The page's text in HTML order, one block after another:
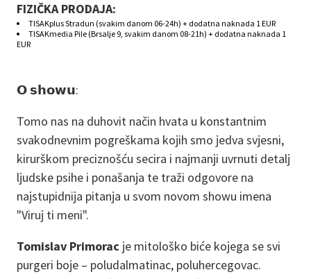
FIZIČKA PRODAJA:
TISAKplus Stradun (svakim danom 06-24h) + dodatna naknada 1 EUR
TISAKmedia Pile (Brsalje 9, svakim danom 08-21h) + dodatna naknada 1
EUR
𝗢 𝘀𝗵𝗼𝘄𝘂:
Tomo nas na duhovit način hvata u konstantnim
svakodnevnim pogreškama kojih smo jedva svjesni,
kirurškom preciznošću secira i najmanji uvrnuti detalj
ljudske psihe i ponašanja te traži odgovore na
najstupidnija pitanja u svom novom showu imena
"Viruj ti meni".
Tomislav Primorac je mitološko biće kojega se svi
purgeri boje – poludalmatinac, poluhercegovac.